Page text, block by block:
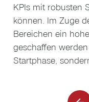
KPIs mit robusten
können. Im Zuge
Bereichen ein
geschaffen
Startphase,